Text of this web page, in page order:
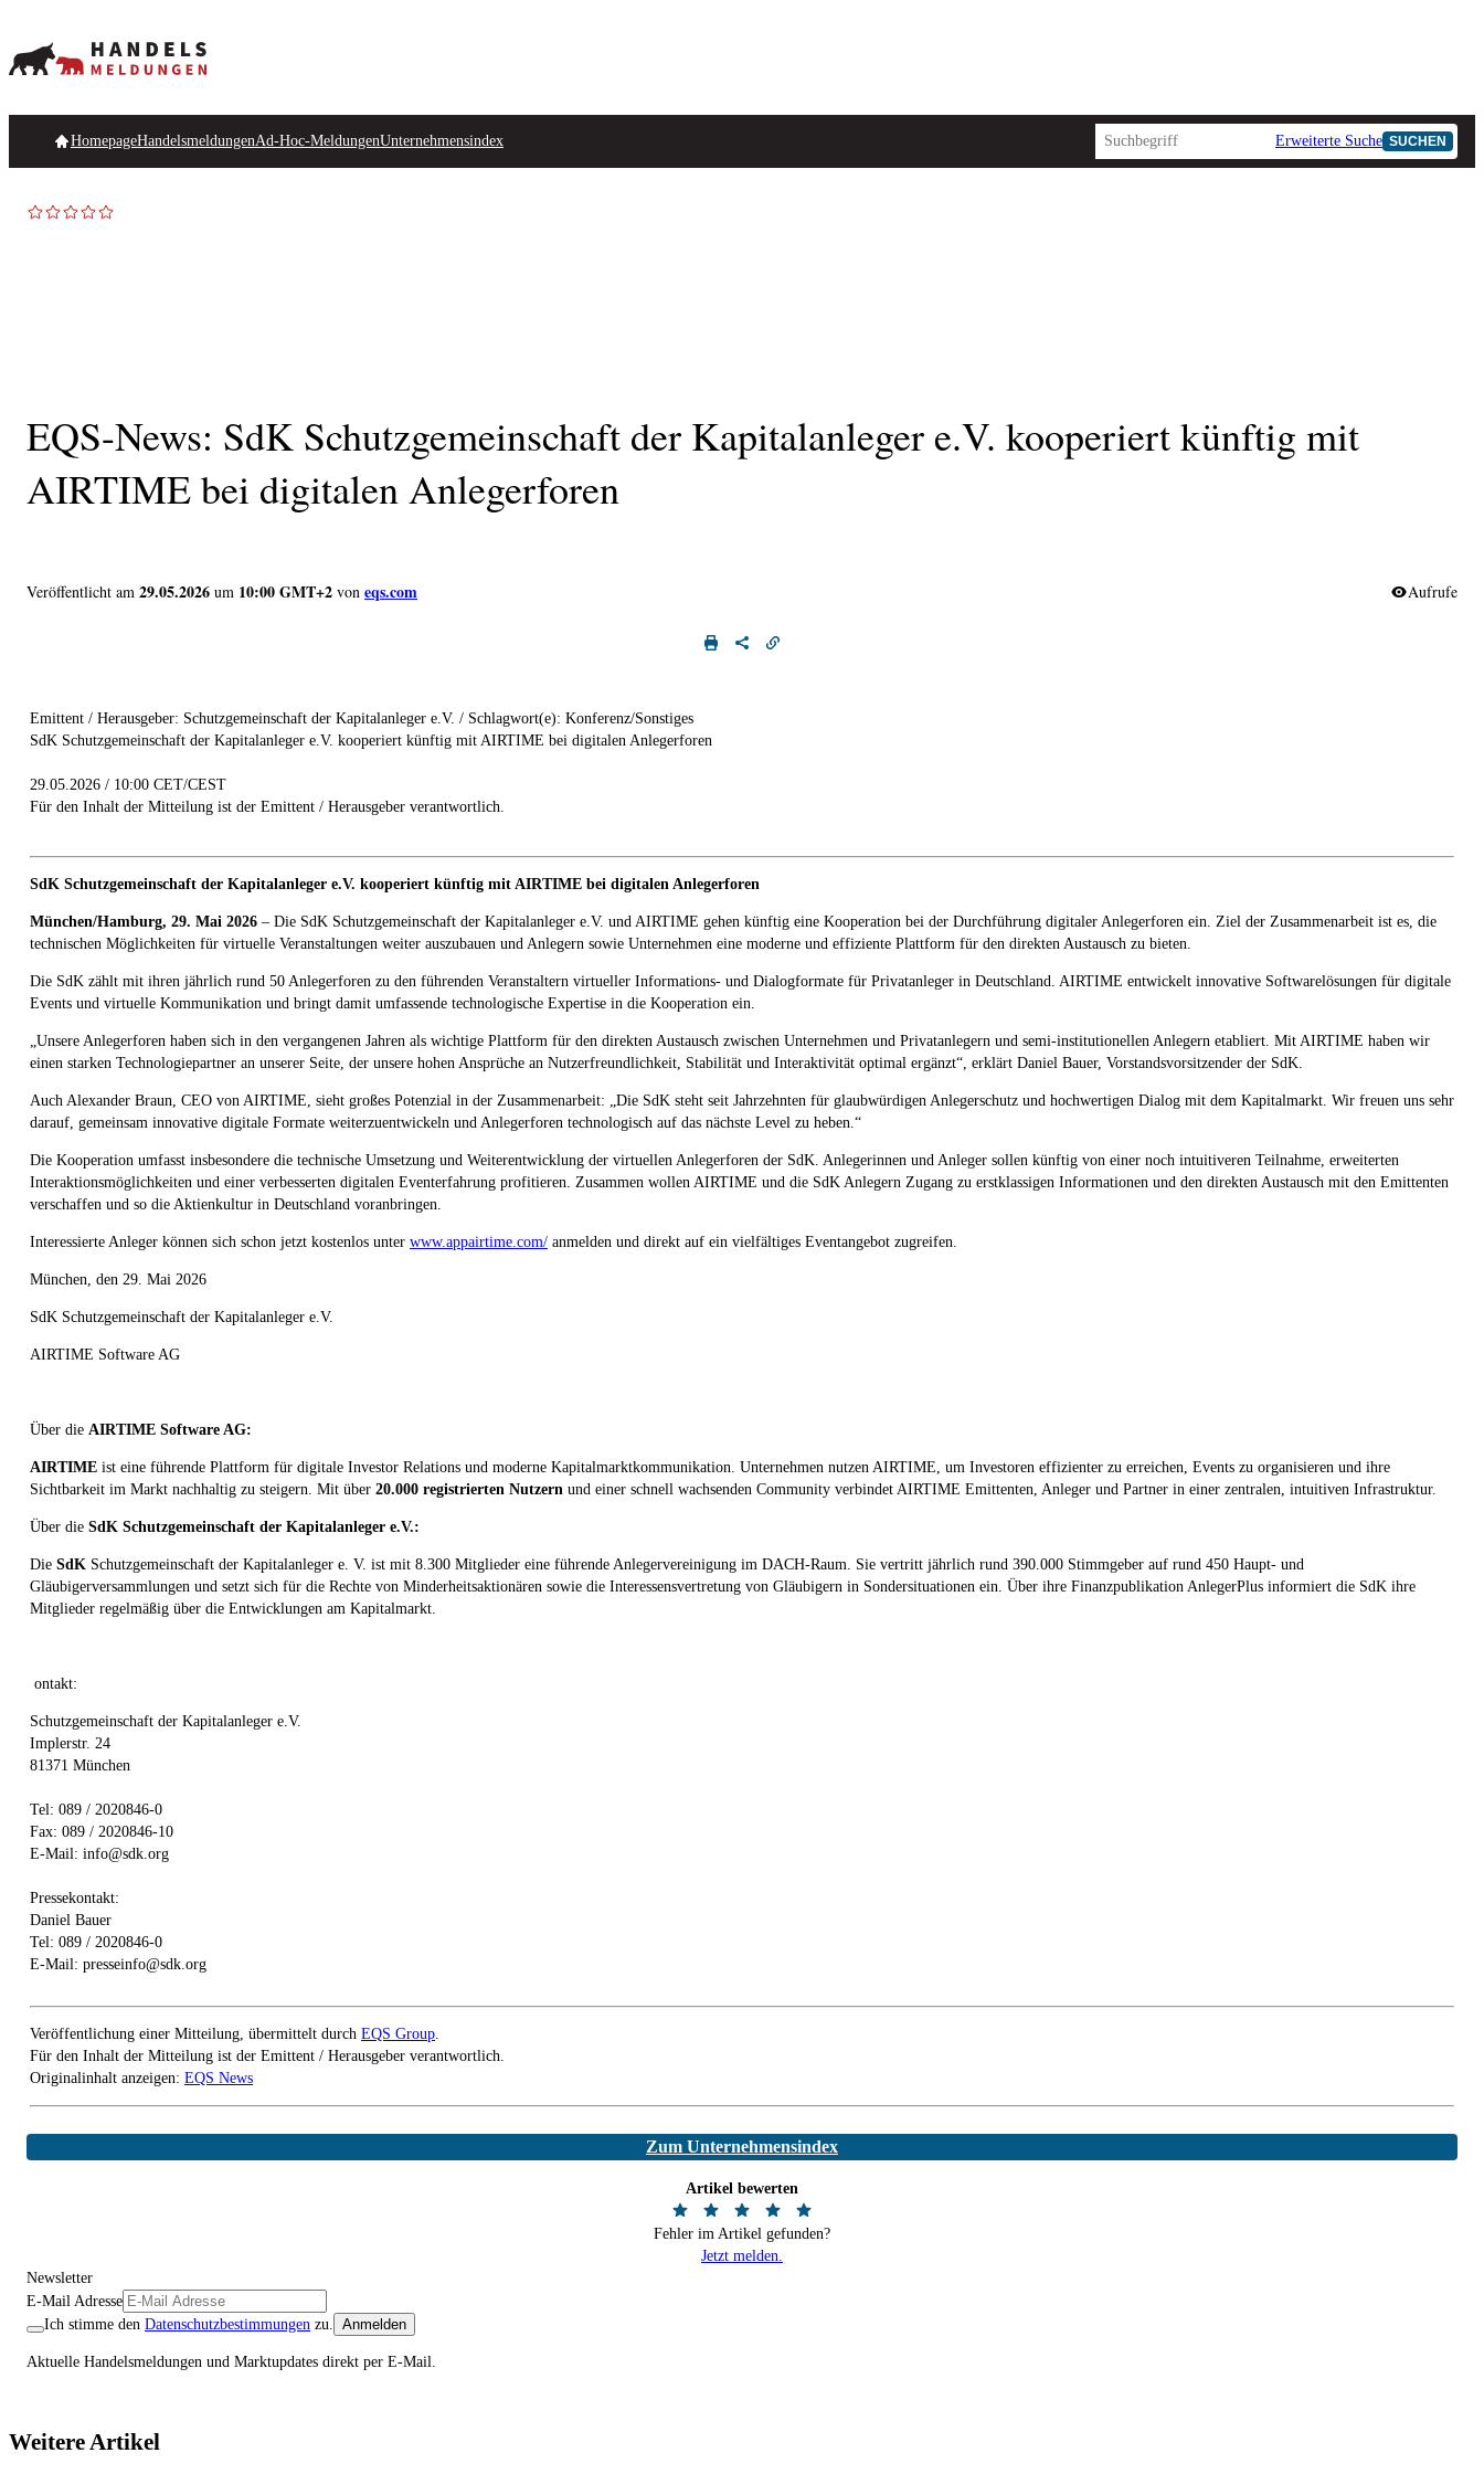
HomepageHandelsmeldungenAd-Hoc-MeldungenUnternehmensindex Erweiterte Suche SUCHEN
EQS-News: SdK Schutzgemeinschaft der Kapitalanleger e.V. kooperiert künftig mit
AIRTIME bei digitalen Anlegerforen
Veröffentlicht am 29.05.2026 um 10:00 GMT+2 von eqs.com Aufrufe
Emittent / Herausgeber: Schutzgemeinschaft der Kapitalanleger e.V. / Schlagwort(e): Konferenz/Sonstiges
SdK Schutzgemeinschaft der Kapitalanleger e.V. kooperiert künftig mit AIRTIME bei digitalen Anlegerforen
29.05.2026 / 10:00 CET/CEST
Für den Inhalt der Mitteilung ist der Emittent / Herausgeber verantwortlich.
SdK Schutzgemeinschaft der Kapitalanleger e.V. kooperiert künftig mit AIRTIME bei digitalen Anlegerforen
München/Hamburg, 29. Mai 2026 – Die SdK Schutzgemeinschaft der Kapitalanleger e.V. und AIRTIME gehen künftig eine Kooperation bei der Durchführung digitaler Anlegerforen ein. Ziel der Zusammenarbeit ist es, die
technischen Möglichkeiten für virtuelle Veranstaltungen weiter auszubauen und Anlegern sowie Unternehmen eine moderne und effiziente Plattform für den direkten Austausch zu bieten.
Die SdK zählt mit ihren jährlich rund 50 Anlegerforen zu den führenden Veranstaltern virtueller Informations- und Dialogformate für Privatanleger in Deutschland. AIRTIME entwickelt innovative Softwarelösungen für digitale
Events und virtuelle Kommunikation und bringt damit umfassende technologische Expertise in die Kooperation ein.
„Unsere Anlegerforen haben sich in den vergangenen Jahren als wichtige Plattform für den direkten Austausch zwischen Unternehmen und Privatanlegern und semi-institutionellen Anlegern etabliert. Mit AIRTIME haben wir
einen starken Technologiepartner an unserer Seite, der unsere hohen Ansprüche an Nutzerfreundlichkeit, Stabilität und Interaktivität optimal ergänzt“, erklärt Daniel Bauer, Vorstandsvorsitzender der SdK.
Auch Alexander Braun, CEO von AIRTIME, sieht großes Potenzial in der Zusammenarbeit: „Die SdK steht seit Jahrzehnten für glaubwürdigen Anlegerschutz und hochwertigen Dialog mit dem Kapitalmarkt. Wir freuen uns sehr
darauf, gemeinsam innovative digitale Formate weiterzuentwickeln und Anlegerforen technologisch auf das nächste Level zu heben.“
Die Kooperation umfasst insbesondere die technische Umsetzung und Weiterentwicklung der virtuellen Anlegerforen der SdK. Anlegerinnen und Anleger sollen künftig von einer noch intuitiveren Teilnahme, erweiterten
Interaktionsmöglichkeiten und einer verbesserten digitalen Eventerfahrung profitieren. Zusammen wollen AIRTIME und die SdK Anlegern Zugang zu erstklassigen Informationen und den direkten Austausch mit den Emittenten
verschaffen und so die Aktienkultur in Deutschland voranbringen.
Interessierte Anleger können sich schon jetzt kostenlos unter www.appairtime.com/ anmelden und direkt auf ein vielfältiges Eventangebot zugreifen.
München, den 29. Mai 2026
SdK Schutzgemeinschaft der Kapitalanleger e.V.
AIRTIME Software AG
Über die AIRTIME Software AG:
AIRTIME ist eine führende Plattform für digitale Investor Relations und moderne Kapitalmarktkommunikation. Unternehmen nutzen AIRTIME, um Investoren effizienter zu erreichen, Events zu organisieren und ihre
Sichtbarkeit im Markt nachhaltig zu steigern. Mit über 20.000 registrierten Nutzern und einer schnell wachsenden Community verbindet AIRTIME Emittenten, Anleger und Partner in einer zentralen, intuitiven Infrastruktur.
Über die SdK Schutzgemeinschaft der Kapitalanleger e.V.:
Die SdK Schutzgemeinschaft der Kapitalanleger e. V. ist mit 8.300 Mitglieder eine führende Anlegervereinigung im DACH-Raum. Sie vertritt jährlich rund 390.000 Stimmgeber auf rund 450 Haupt- und
Gläubigerversammlungen und setzt sich für die Rechte von Minderheitsaktionären sowie die Interessensvertretung von Gläubigern in Sondersituationen ein. Über ihre Finanzpublikation AnlegerPlus informiert die SdK ihre
Mitglieder regelmäßig über die Entwicklungen am Kapitalmarkt.
ontakt:
Schutzgemeinschaft der Kapitalanleger e.V.
Implerstr. 24
81371 München
Tel: 089 / 2020846-0
Fax: 089 / 2020846-10
E-Mail: info@sdk.org
Pressekontakt:
Daniel Bauer
Tel: 089 / 2020846-0
E-Mail: presseinfo@sdk.org
Veröffentlichung einer Mitteilung, übermittelt durch EQS Group
Für den Inhalt der Mitteilung ist der Emittent / Herausgeber verantwortlich.
Originalinhalt anzeigen: EQS News
Zum Unternehmensindex
Artikel bewerten
Fehler im Artikel gefunden?
Jetzt melden.
Newsletter
E-Mail Adresse
Ich stimme den Datenschutzbestimmungen zu. Anmelden
Aktuelle Handelsmeldungen und Marktupdates direkt per E-Mail.
Weitere Artikel